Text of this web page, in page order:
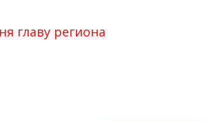
главу региона